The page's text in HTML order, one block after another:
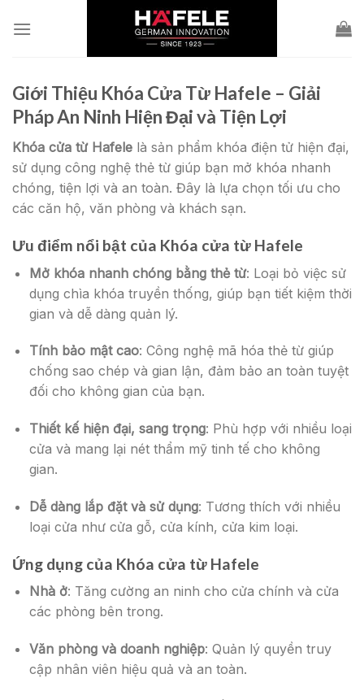
Giới Thiệu Khóa Cửa Từ Hafele – Giải
Pháp An Ninh Hiện Đại và Tiện Lợi
Khóa cửa từ Hafele là sản phẩm khóa điện tử hiện đại,
sử dụng công nghệ thẻ từ giúp bạn mở khóa nhanh
chóng, tiện lợi và an toàn. Đây là lựa chọn tối ưu cho
các căn hộ, văn phòng và khách sạn.
Ưu điểm nổi bật của Khóa cửa từ Hafele
Mở khóa nhanh chóng bằng thẻ từ: Loại bỏ việc sử
dụng chìa khóa truyền thống, giúp bạn tiết kiệm thời
gian và dễ dàng quản lý.
Tính bảo mật cao: Công nghệ mã hóa thẻ từ giúp
chống sao chép và gian lận, đảm bảo an toàn tuyệt
đối cho không gian của bạn.
Thiết kế hiện đại, sang trọng: Phù hợp với nhiều loại
cửa và mang lại nét thẩm mỹ tinh tế cho không
gian.
Dễ dàng lắp đặt và sử dụng: Tương thích với nhiều
loại cửa như cửa gỗ, cửa kính, cửa kim loại.
Ứng dụng của Khóa cửa từ Hafele
Nhà ở: Tăng cường an ninh cho cửa chính và cửa
các phòng bên trong.
Văn phòng và doanh nghiệp: Quản lý quyền truy
cập nhân viên hiệu quả và an toàn.